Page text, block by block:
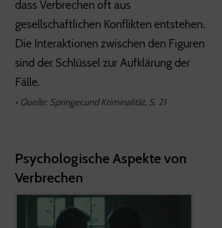
dass Verbrechen oft aus
gesellschaftlichen Konflikten entstehen.
Die Interaktionen zwischen den Figuren
sind der Schlüssel zur Aufklärung der
Fälle.
• Quelle: Springer,und Kriminalität, S. 21
Psychologische Aspekte von
Verbrechen